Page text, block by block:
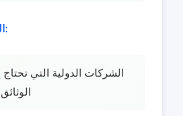
السيناريوهات المناسبة:
الشركات الدولية التي